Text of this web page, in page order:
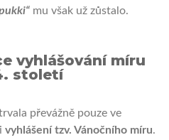
mu však už zůstalo.
vyhlášování míru
století
převážně pouze ve
vyhlášení tzv. Vánočního míru.